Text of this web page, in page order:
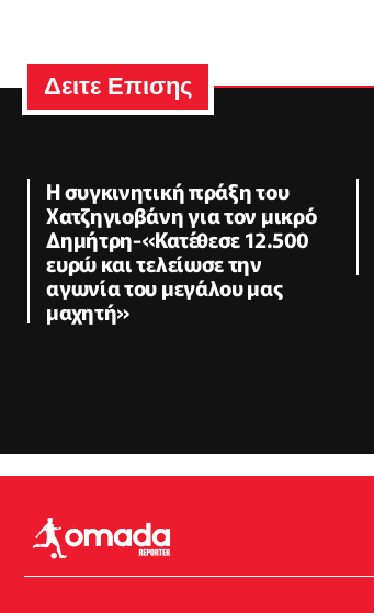
Δειτε Επισης
Η συγκινητική πράξη του
Χατζηγιοβάνη για τον μικρό
Δημήτρη-«Κατέθεσε 12.500
ευρώ και τελείωσε την
αγωνία του μεγάλου μας
μαχητή»